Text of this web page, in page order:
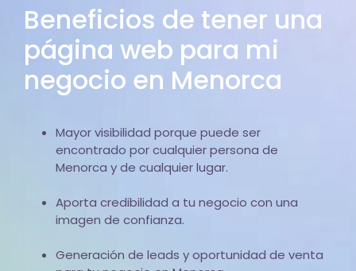
Beneficios de tener una
página web para mi
negocio en Menorca
Mayor visibilidad porque puede ser
encontrado por cualquier persona de
Menorca y de cualquier lugar.
Aporta credibilidad a tu negocio con una
imagen de confianza.
Generación de leads y oportunidad de venta